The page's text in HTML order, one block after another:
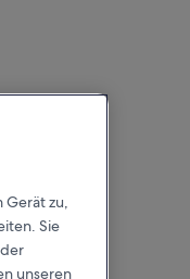
zu,
Sie
unseren